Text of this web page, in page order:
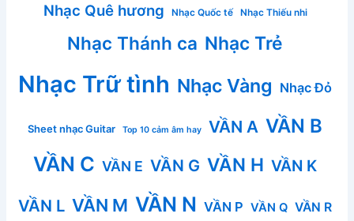
Nhạc Quê hương Nhạc Quốc tế Nhạc Thiếu nhi
Nhạc Thánh ca Nhạc Trẻ
Nhạc Trữ tình Nhạc Vàng Nhạc Đỏ
Sheet nhạc Guitar Top 10 cảm âm hay VẦN A VẦN B
VẦN C VẦN E VẦN G VẦN H VẦN K
VẦN L VẦN M VẦN N VẦN P VẦN Q VẦN R